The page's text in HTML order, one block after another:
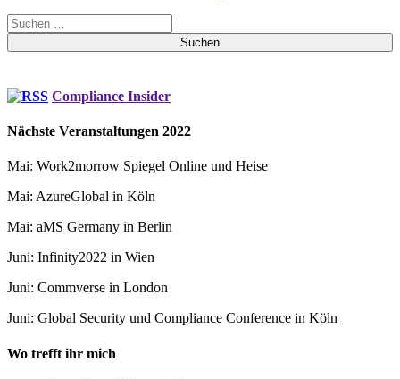
Suchen
nach:
Compliance Insider
Nächste Veranstaltungen 2022
Mai: Work2morrow Spiegel Online und Heise
Mai: AzureGlobal in Köln
Mai: aMS Germany in Berlin
Juni: Infinity2022 in Wien
Juni: Commverse in London
Juni: Global Security und Compliance Conference in Köln
Wo trefft ihr mich